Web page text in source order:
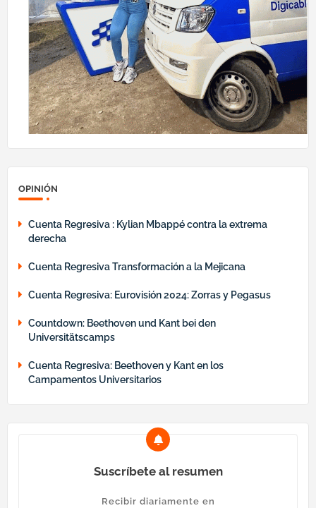
OPINIÓN
Cuenta Regresiva : Kylian Mbappé contra la extrema
derecha
Cuenta Regresiva Transformación a la Mejicana
Cuenta Regresiva: Eurovisión 2024: Zorras y Pegasus
Countdown: Beethoven und Kant bei den
Universitätscamps
Cuenta Regresiva: Beethoven y Kant en los
Campamentos Universitarios
Suscríbete al resumen
Recibir diariamente en